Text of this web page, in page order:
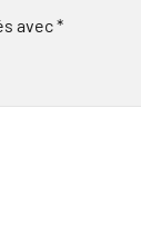
avec*